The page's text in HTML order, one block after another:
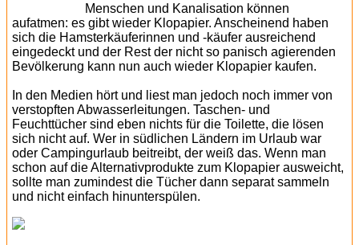
Menschen und Kanalisation können
aufatmen: es gibt wieder Klopapier. Anscheinend haben
sich die Hamsterkäuferinnen und -käufer ausreichend
eingedeckt und der Rest der nicht so panisch agierenden
Bevölkerung kann nun auch wieder Klopapier kaufen.
In den Medien hört und liest man jedoch noch immer von
verstopften Abwasserleitungen. Taschen- und
Feuchttücher sind eben nichts für die Toilette, die lösen
sich nicht auf. Wer in südlichen Ländern im Urlaub war
oder Campingurlaub beitreibt, der weiß das. Wenn man
schon auf die Alternativprodukte zum Klopapier ausweicht,
sollte man zumindest die Tücher dann separat sammeln
und nicht einfach hinunterspülen.